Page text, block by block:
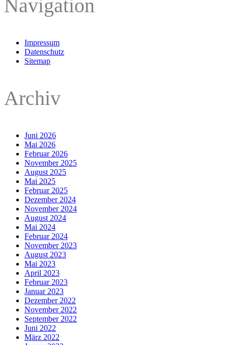
Navigation
Impressum
Datenschutz
Sitemap
Archiv
Juni 2026
Mai 2026
Februar 2026
November 2025
August 2025
Mai 2025
Februar 2025
Dezember 2024
November 2024
August 2024
Mai 2024
Februar 2024
November 2023
August 2023
Mai 2023
April 2023
Februar 2023
Januar 2023
Dezember 2022
November 2022
September 2022
Juni 2022
März 2022